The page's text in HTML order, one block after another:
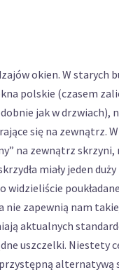
okien. W starych
polskie (czasem
jak w drzwiach),
się na zewnątrz.
na zewnątrz skrzyni,
miały jeden
nie zapewnią nam
aktualnych
uszczelki. Niestety
alternatywą